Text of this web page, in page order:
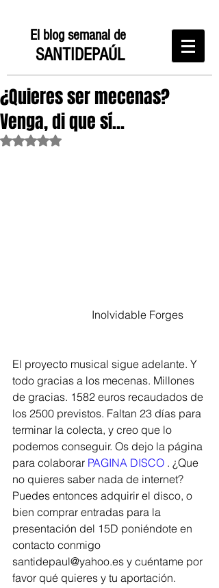
El blog semanal de
SANTIDEPAÚL
¿Quieres ser mecenas?
Venga, di que sí...
Obtuvo NaN de 5 estrellas.
                             Inolvidable Forges
El proyecto musical sigue adelante. Y
todo gracias a los mecenas. Millones
de gracias. 1582 euros recaudados de
los 2500 previstos. Faltan 23 días para
terminar la colecta, y creo que lo
podemos conseguir. Os dejo la página
para colaborar PAGINA DISCO . ¿Que
no quieres saber nada de internet?
Puedes entonces adquirir el disco, o
bien comprar entradas para la
presentación del 15D poniéndote en
contacto conmigo
santidepaul@yahoo.es y cuéntame por
favor qué quieres y tu aportación.